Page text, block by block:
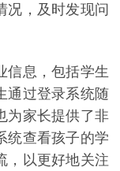
况，及时发现问
息，包括学生
通过登录系统随
为家长提供了非
统查看孩子的学
，以更好地关注